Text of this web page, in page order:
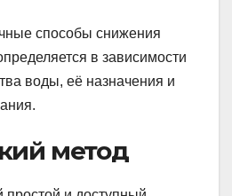
способы снижения
в зависимости
воды, её назначения и
метод